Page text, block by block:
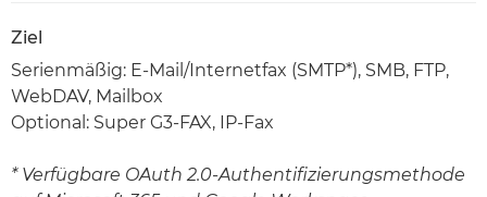
Ziel
Serienmäßig: E-Mail/Internetfax (SMTP*), SMB, FTP,
WebDAV, Mailbox
Optional: Super G3-FAX, IP-Fax
* Verfügbare OAuth 2.0-Authentifizierungsmethode